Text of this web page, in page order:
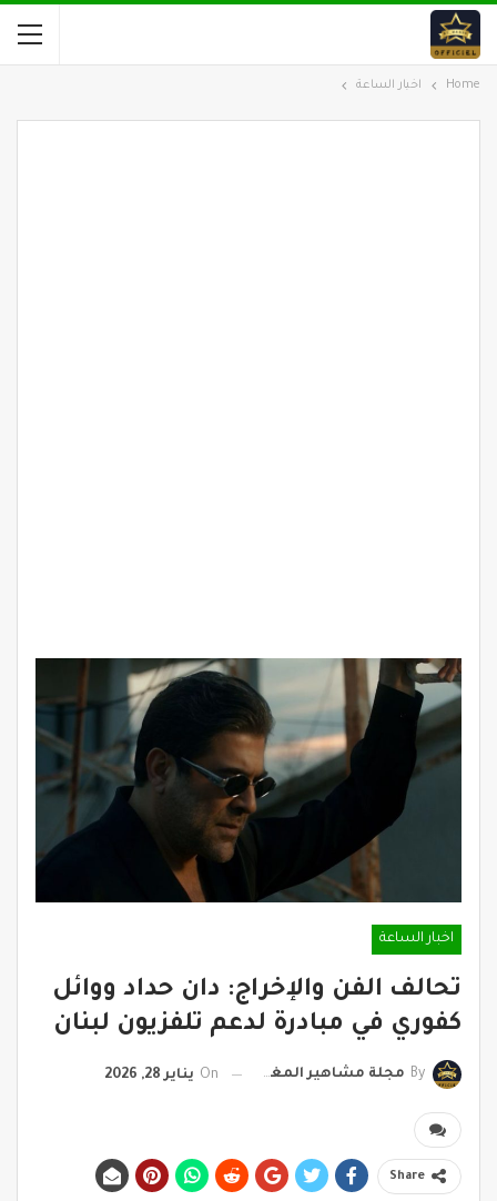
Home اخبار الساعة
اخبار الساعة
تحالف الفن والإخراج: دان حداد ووائل
كفوري في مبادرة لدعم تلفزيون لبنان
By مجلة مشاهير المغرب On يناير 28, 2026
Share